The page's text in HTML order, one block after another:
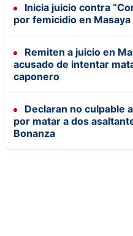
Inicia juicio contra
por femicidio en Masaya
Remiten a juicio en
acusado de intentar
caponero
Declaran no culpable
por matar a dos
Bonanza